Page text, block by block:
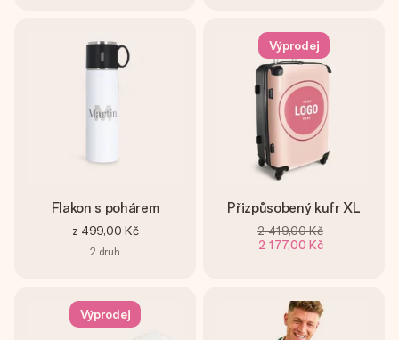
Flakon s pohárem
z 499,00 Kč
2 druh
Výprodej
Přizpůsobený kufr XL
2 419,00 Kč
2 177,00 Kč
Výprodej